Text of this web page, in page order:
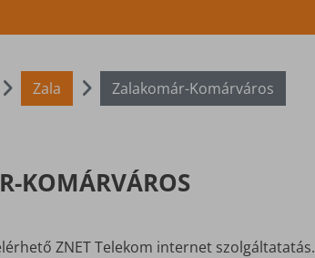
Zala Zalakomár-Komárváros
KOMÁRVÁROS
ZNET Telekom internet szolgáltatatás.